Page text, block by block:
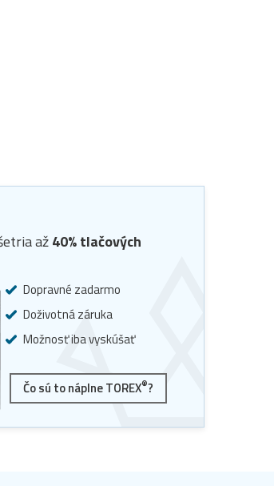
až40% tlačových
Dopravné zadarmo
Doživotná záruka
Možnosť iba vyskúšať
Čo sú to náplne TOREX®?